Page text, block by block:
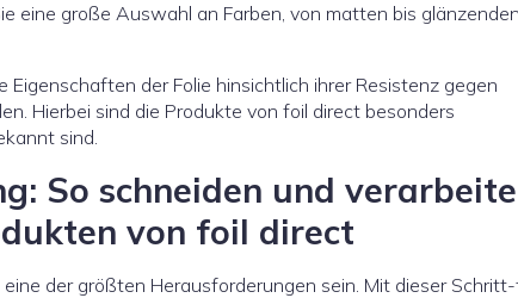
eine große Auswahl an Farben, von matten bis
Eigenschaften der Folie hinsichtlich ihrer Resistenz gegen
Hierbei sind die Produkte von foil direct besonders
sind.
So schneiden und
von foil direct
der größten Herausforderungen sein. Mit dieser